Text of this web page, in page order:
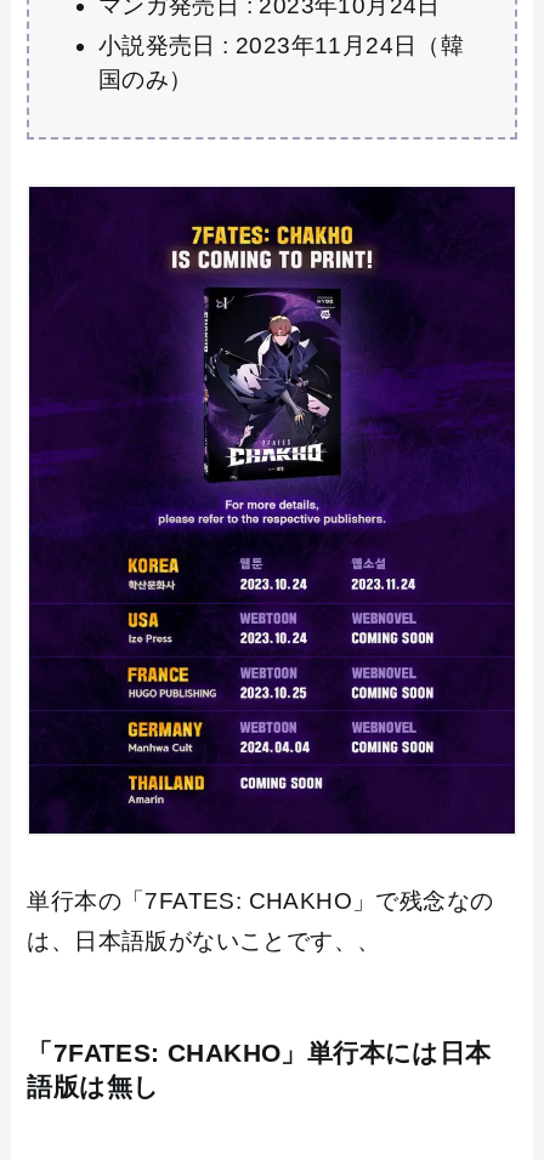
マンガ発売日 : 2023年10月24日
小説発売日 : 2023年11月24日（韓
国のみ）
単行本の「7FATES: CHAKHO」で残念なの
は、日本語版がないことです、、
「7FATES: CHAKHO」単行本には日本
語版は無し